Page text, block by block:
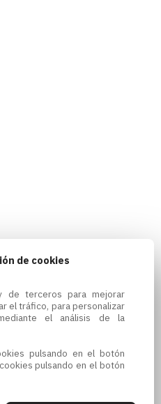
de cookies
de terceros para mejorar
el tráfico, para personalizar
el análisis de la
pulsando en el botón
pulsando en el botón